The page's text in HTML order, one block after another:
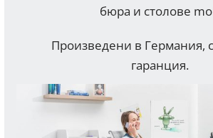
бюра и столове
Произведени в Германия,
гаранция.